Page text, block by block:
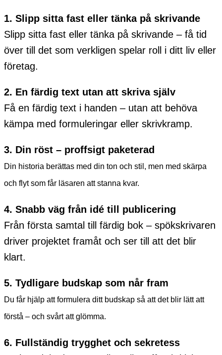
1. Slipp sitta fast eller tänka på skrivande
Slipp sitta fast eller tänka på skrivande – få tid
över till det som verkligen spelar roll i ditt liv eller
företag.
2. En färdig text utan att skriva själv
Få en färdig text i handen – utan att behöva
kämpa med formuleringar eller skrivkramp.
3. Din röst – proffsigt paketerad
Din historia berättas med din ton och stil, men med skärpa
och flyt som får läsaren att stanna kvar.
4. Snabb väg från idé till publicering
Från första samtal till färdig bok – spökskrivaren
driver projektet framåt och ser till att det blir
klart.
5. Tydligare budskap som når fram
Du får hjälp att formulera ditt budskap så att det blir lätt att
förstå – och svårt att glömma.
6. Fullständig trygghet och sekretess